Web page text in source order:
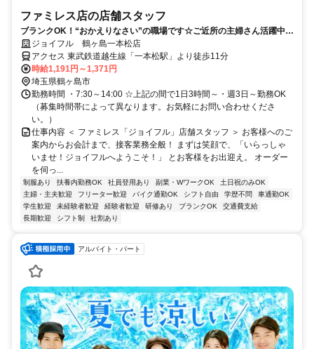
ファミレス店の店舗スタッフ
ブランクOK！“おかえりなさい”の職場です☆ご近所の主婦さん活躍中☆
家庭の都合に合わせてシフト相談♪
ジョイフル 鶴ヶ島一本松店
アクセス 東武鉄道越生線「一本松駅」より徒歩11分
時給1,191円～1,371円
埼玉県鶴ヶ島市
勤務時間 ・7:30～14:00 ☆上記の間で1日3時間～・週3日～勤務OK
（募集時間帯によって異なります。お気軽にお問い合わせくださ
い。）
仕事内容 ＜ ファミレス「ジョイフル」店舗スタッフ ＞ お客様へのご
案内からお会計まで、接客業務全般！ まずは笑顔で、「いらっしゃ
いませ！ジョイフルへようこそ！」 とお客様をお出迎え。 オーダー
を伺っ...
制服あり 扶養内勤務OK 社員登用あり 副業・WワークOK
土日祝のみOK
主婦・主夫歓迎
フリーター歓迎 バイク通勤OK シフト自由 学歴不問
車通勤OK
学生歓迎
未経験者歓迎 経験者歓迎 研修あり ブランクOK
交通費支給
長期歓迎
シフト制 社割あり
アルバイト・パート